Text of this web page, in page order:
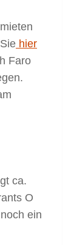
hier
Faro
ca.
O
ein